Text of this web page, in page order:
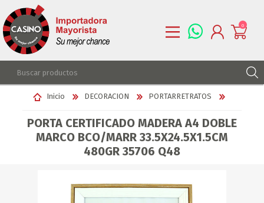
REGISTRARSE
LISTA DE DESEOS
0
Inicio DECORACION PORTARRETRATOS
PORTA CERTIFICADO MADERA A4 DOBLE
MARCO BCO/MARR 33.5X24.5X1.5CM
480GR 35706 Q48